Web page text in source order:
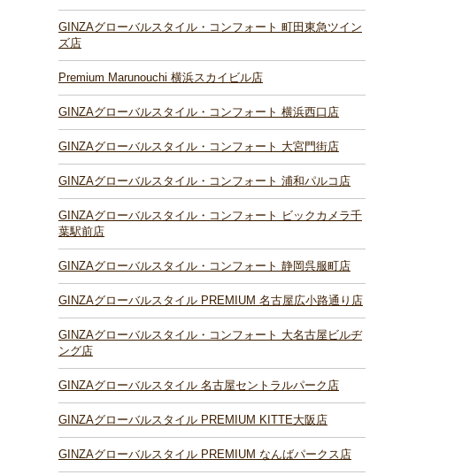
GINZAグローバルスタイル・コンフォート 町田東急ツイン
ズ店
Premium Marunouchi 横浜スカイビル店
GINZAグローバルスタイル・コンフォート 横浜西口店
GINZAグローバルスタイル・コンフォート 大宮門街店
GINZAグローバルスタイル・コンフォート 浦和パルコ店
GINZAグローバルスタイル・コンフォート ビックカメラ千
葉駅前店
GINZAグローバルスタイル・コンフォート 静岡呉服町店
GINZAグローバルスタイル PREMIUM 名古屋広小路通り店
GINZAグローバルスタイル・コンフォート 大名古屋ビルヂ
ング店
GINZAグローバルスタイル 名古屋セントラルパーク店
GINZAグローバルスタイル PREMIUM KITTE大阪店
GINZAグローバルスタイル PREMIUM なんばパークス店